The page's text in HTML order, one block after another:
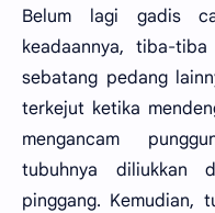
Belum lagi gadis
keadaannya, tiba-
sebatang pedang
terkejut ketika
mengancam
tubuhnya diliukkan
pinggang. Kemudian,